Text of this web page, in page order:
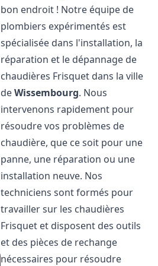
bon endroit ! Notre équipe de
plombiers expérimentés est
spécialisée dans l'installation, la
réparation et le dépannage de
chaudières Frisquet dans la ville
deWissembourg. Nous
intervenons rapidement pour
résoudre vos problèmes de
chaudière, que ce soit pour une
panne, une réparation ou une
installation neuve. Nos
techniciens sont formés pour
travailler sur les chaudières
Frisquet et disposent des outils
et des pièces de rechange
nécessaires pour résoudre